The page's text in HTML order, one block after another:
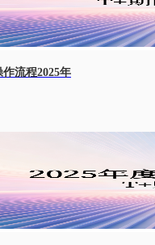
流程2025年